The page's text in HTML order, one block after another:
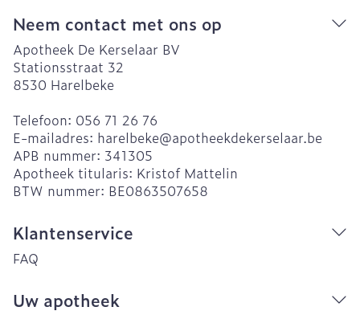
Neem contact met ons op
Apotheek De Kerselaar BV
Stationsstraat 32
8530 Harelbeke
Telefoon: 056 71 26 76
E-mailadres: harelbeke@apotheekdekerselaar.be
APB nummer: 341305
Apotheek titularis: Kristof Mattelin
BTW nummer: BE0863507658
Klantenservice
FAQ
Uw apotheek